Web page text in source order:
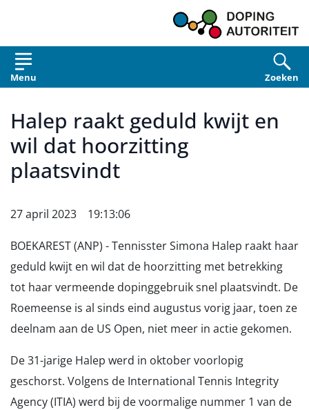
Menu Zoeken
Halep raakt geduld kwijt en
wil dat hoorzitting
plaatsvindt
27 april 2023 19:13:06
BOEKAREST (ANP) - Tennisster Simona Halep raakt haar
geduld kwijt en wil dat de hoorzitting met betrekking
tot haar vermeende dopinggebruik snel plaatsvindt. De
Roemeense is al sinds eind augustus vorig jaar, toen ze
deelnam aan de US Open, niet meer in actie gekomen.
De 31-jarige Halep werd in oktober voorlopig
geschorst. Volgens de International Tennis Integrity
Agency (ITIA) werd bij de voormalige nummer 1 van de